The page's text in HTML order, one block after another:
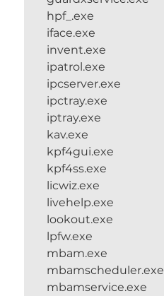
hpf_.exe
iface.exe
invent.exe
ipatrol.exe
ipcserver.exe
ipctray.exe
iptray.exe
kav.exe
kpf4gui.exe
kpf4ss.exe
licwiz.exe
livehelp.exe
lookout.exe
lpfw.exe
mbam.exe
mbamscheduler.exe
mbamservice.exe